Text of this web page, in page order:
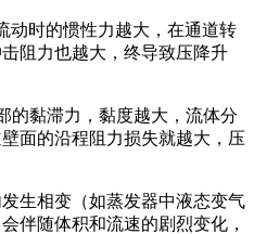
动时的惯性力越大，在通道转
阻力也越大，终导致压降升
的黏滞力，黏度越大，流体分
面的沿程阻力损失就越大，压
生相变（如蒸发器中液态变气
伴随体积和流速的剧烈变化，